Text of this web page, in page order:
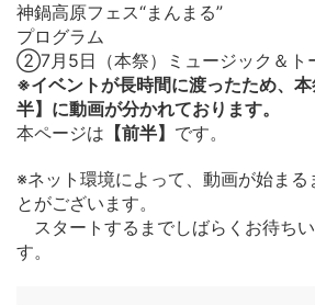
神鍋高原フェス“まんまる”
プログラム
②7月5日（本祭）ミュージック＆ト
※イベントが長時間に渡ったため、
半】に動画が分かれております。
本ページは 【前半】 です。
※ネット環境によって、動画が始まる
とがございます。
スタートするまでしばらくお待ち
す。